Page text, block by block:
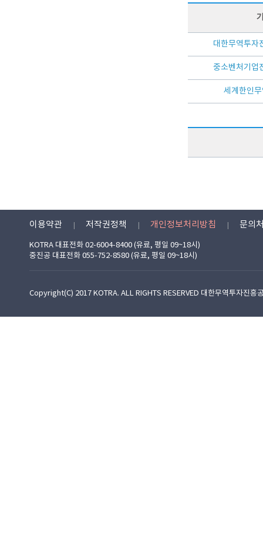
대한무역투자
중소벤처기업
세계한인
이용약관 저작권정책 개인정보처리방침 문의
KOTRA 대표전화 02-6004-8400 (유료, 평일 09~18시)
중진공 대표전화 055-752-8580 (유료, 평일 09~18시)
Copyright(C) 2017 KOTRA. ALL RIGHTS RESERVED 대한무역투자진흥